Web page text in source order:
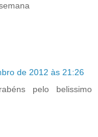
de 2012 às 21:26
pelo belissimo